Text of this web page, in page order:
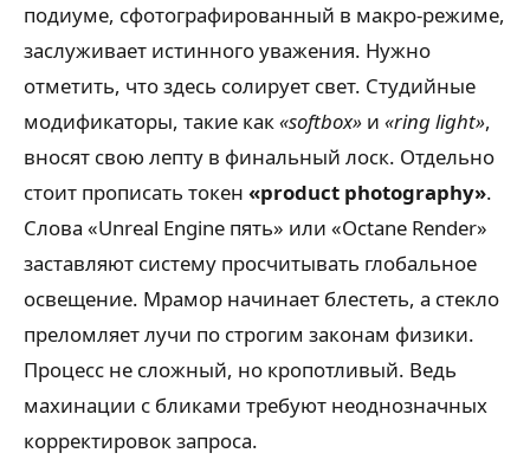
подиуме, сфотографированный в макро-режиме,
заслуживает истинного уважения. Нужно
отметить, что здесь солирует свет. Студийные
модификаторы, такие как«softbox» и «ring light»,
вносят свою лепту в финальный лоск. Отдельно
стоит прописать токен «product photography».
Слова «Unreal Engine пять» или «Octane Render»
заставляют систему просчитывать глобальное
освещение. Мрамор начинает блестеть, а стекло
преломляет лучи по строгим законам физики.
Процесс не сложный, но кропотливый. Ведь
махинации с бликами требуют неоднозначных
корректировок запроса.